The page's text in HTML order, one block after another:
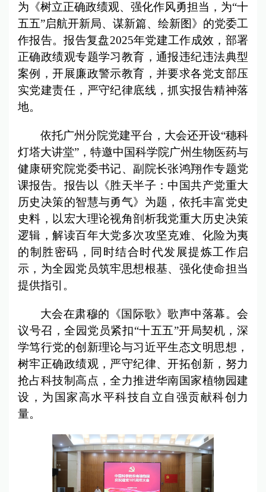
为《树立正确政绩观、强化作风勇担当，为“十
五五”启航开新局、谋新篇、绘新图》的党委工
作报告。报告复盘2025年党建工作成效，部署
正确政绩观专题学习教育，通报违纪违法典型
案例，开展廉政警示教育，并要求各党支部压
实党建责任，严守纪律底线，抓实报告精神落
地。
依托广州分院党建平台，大会还开设“穗科
灯塔大讲堂”，特邀中国科学院广州生物医药与
健康研究院党委书记、副院长张鸿翔作专题党
课报告。报告以《胜天半子：中国共产党重大
历史决策的智慧与勇气》为题，依托丰富党史
史料，以宏大理论视角剖析我党重大历史决策
逻辑，解读百年大党多次攻坚克难、化险为夷
的制胜密码，同时结合时代发展提炼工作启
示，为全园党员筑牢思想根基、强化使命担当
提供指引。
大会在肃穆的《国际歌》歌声中落幕。会
议号召，全园党员紧扣“十五五”开局契机，深
学笃行党的创新理论与习近平生态文明思想，
树牢正确政绩观，严守纪律、开拓创新，努力
抢占科技制高点，全力推进华南国家植物园建
设，为国家高水平科技自立自强贡献科创力
量。